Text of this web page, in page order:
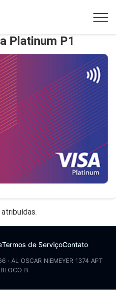
Platinum P1
Termos de ServiçoContato
AL OSCAR NIEMEYER 1374 APT
B